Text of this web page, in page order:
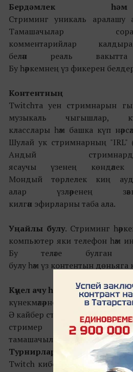
Бердәмлек
Стриминг уникаль аралашу
Тамашачылар
комментарийлар
белән реаль
Бу һәркемнең үз фикерен
Контентның
Twitchта уен стримнарын
музыкаль чыгышлар,
класслары һәм башка күп
Шулай ук стримнарның
Андый
ясаучы үзенең көндәлек
Мондый төрлелек киң
алар үзләренең
килгән эфирларны таба ала.
Уңайлы булу. Стриминг
компьютер яки телефон һәм
Бу теләге булган
булу һәм үз контентын дөньяга
Күңел ачуһәм өйрәнү.
күнекмәләрне яхшырту буенча
Ә кайбер стримнар
стример
тамашачыларның
Турнирлар
һәм
Twitch киберспорт өчен